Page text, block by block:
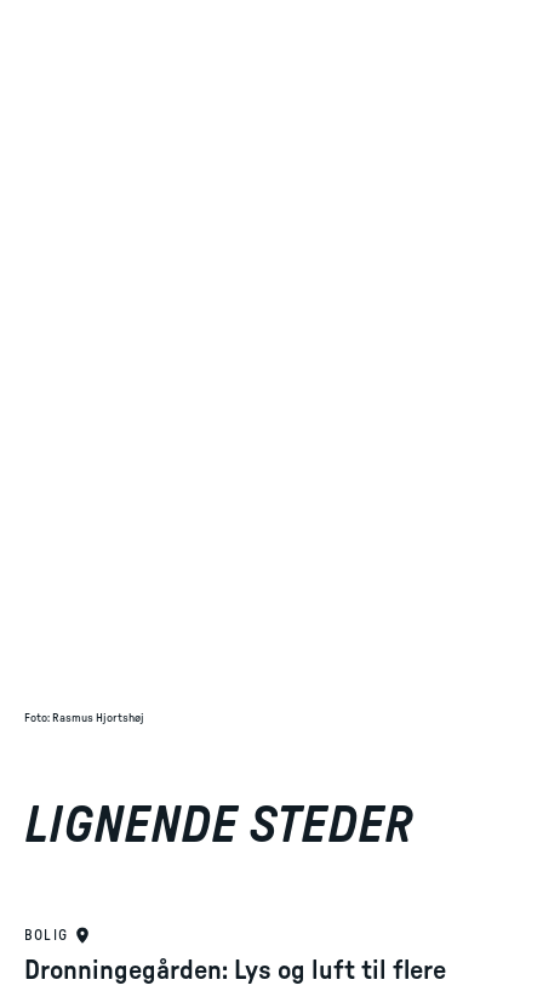
Foto: Rasmus Hjortshøj
LIGNENDE STEDER
BOLIG
Dronningegården: Lys og luft til flere